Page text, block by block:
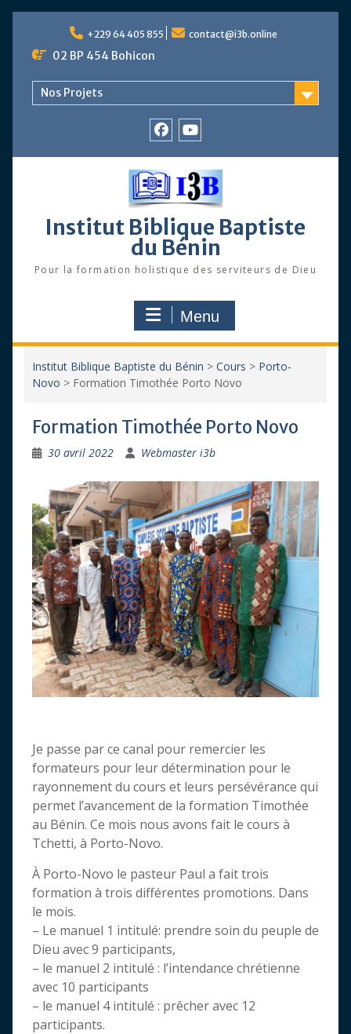
content
+229 64 405 855 contact@i3b.online
02 BP 454 Bohicon
Nos Projets
Youtube
Institut Biblique Baptiste
du Bénin
Pour la formation holistique des serviteurs de Dieu
Menu
Institut Biblique Baptiste du Bénin > Cours > Porto-
Novo > Formation Timothée Porto Novo
Formation Timothée Porto Novo
30 avril 2022 Webmaster i3b
Je passe par ce canal pour remercier les
formateurs pour leur détermination pour le
rayonnement du cours et leurs persévérance qui
permet l’avancement de la formation Timothée
au Bénin. Ce mois nous avons fait le cours à
Tchetti, à Porto-Novo.
À Porto-Novo le pasteur Paul a fait trois
formation à trois différentes promotions. Dans
le mois.
– Le manuel 1 intitulé: prendre soin du peuple de
Dieu avec 9 participants,
– le manuel 2 intitulé : l’intendance chrétienne
avec 10 participants
– le manuel 4 intitulé : prêcher avec 12
participants.